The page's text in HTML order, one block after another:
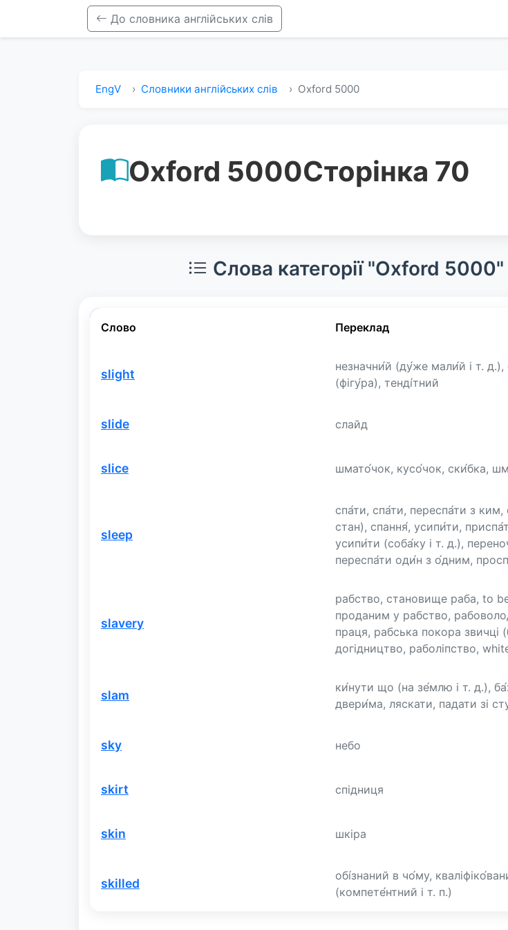
До словника англійських слів
EngV Словники англійських слів Oxford 5000
Oxford 5000Сторінка 70
Слова категорії "Oxford 5000"
Слово Переклад
slight
незначни́й (ду́же мали́й і т.
(фігу́ра), тенді́тний
slide слайд
slice шмато́чок, кусо́чок, ски́бка,
sleep
спа́ти, спа́ти, переспа́ти з ким,
стан), спання́, усипи́ти,
усипи́ти (соба́ку і т. д.),
переспа́ти оди́н з о́дним,
slavery
рабство, становище раба, to
проданим у рабство,
праця, рабська покора
догідництво, раболіпство,
slam
ки́нути що (на зе́млю і т. д.),
двери́ма, ляскати, падати зі
sky небо
skirt спідниця
skin шкіра
skilled
обі́знаний в чо́му,
(компете́нтний і т. п.)